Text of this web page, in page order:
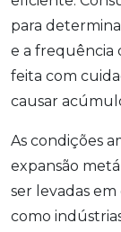
para
e a frequência
feita com
causar
As condições
expansão
ser levadas
como